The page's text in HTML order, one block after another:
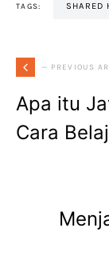
TAGS:
— PREVIOUS
Apa itu
Cara